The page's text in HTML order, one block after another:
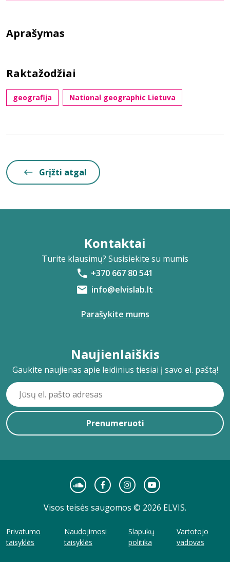
Aprašymas
Raktažodžiai
geografija National geographic Lietuva
Grįžti atgal
Kontaktai
Turite klausimų? Susisiekite su mumis
+370 667 80 541
info@elvislab.lt
Parašykite mums
Naujienlaiškis
Gaukite naujienas apie leidinius tiesiai į savo el. paštą!
Prenumeruoti
Visos teisės saugomos © 2026 ELVIS.
Privatumo
taisyklės
Naudojimosi
taisyklės
Slapukų
politika
Vartotojo
vadovas